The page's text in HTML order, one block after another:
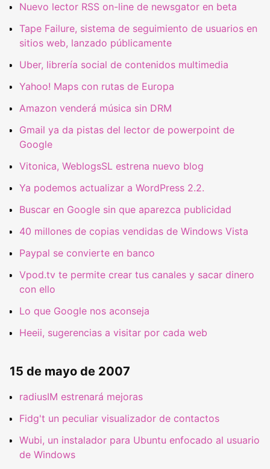
Nuevo lector RSS on-line de newsgator en beta
Tape Failure, sistema de seguimiento de usuarios en
sitios web, lanzado públicamente
Uber, librería social de contenidos multimedia
Yahoo! Maps con rutas de Europa
Amazon venderá música sin DRM
Gmail ya da pistas del lector de powerpoint de
Google
Vitonica, WeblogsSL estrena nuevo blog
Ya podemos actualizar a WordPress 2.2.
Buscar en Google sin que aparezca publicidad
40 millones de copias vendidas de Windows Vista
Paypal se convierte en banco
Vpod.tv te permite crear tus canales y sacar dinero
con ello
Lo que Google nos aconseja
Heeii, sugerencias a visitar por cada web
15 de mayo de 2007
radiusIM estrenará mejoras
Fidg't un peculiar visualizador de contactos
Wubi, un instalador para Ubuntu enfocado al usuario
de Windows